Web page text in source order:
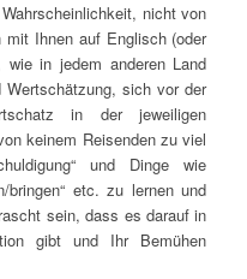
nicht von
Ihnen auf Englisch (oder
in jedem anderen Land
sich vor der
in der jeweiligen
keinem Reisenden zu viel
und Dinge wie
bringen“ etc. zu lernen und
sein, dass es darauf in
gibt und Ihr Bemühen